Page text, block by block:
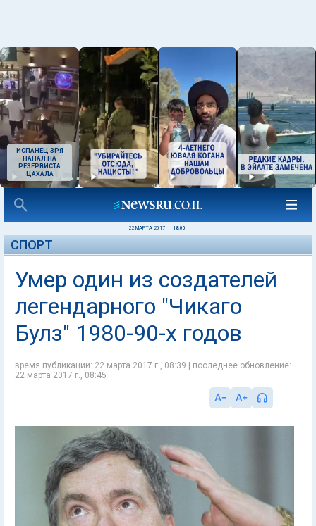
ИСПАНЕЦ ЗРЯ
НАПАЛ НА
РЕЗЕРВИСТА
ЦАХАЛА
22 МАРТА 2017 18:00
СПОРТ
Умер один из создателей
легендарного "Чикаго
Булз" 1980-90-х годов
время публикации: 22 марта 2017 г., 08:39 | последнее обновление:
22 марта 2017 г., 08:45